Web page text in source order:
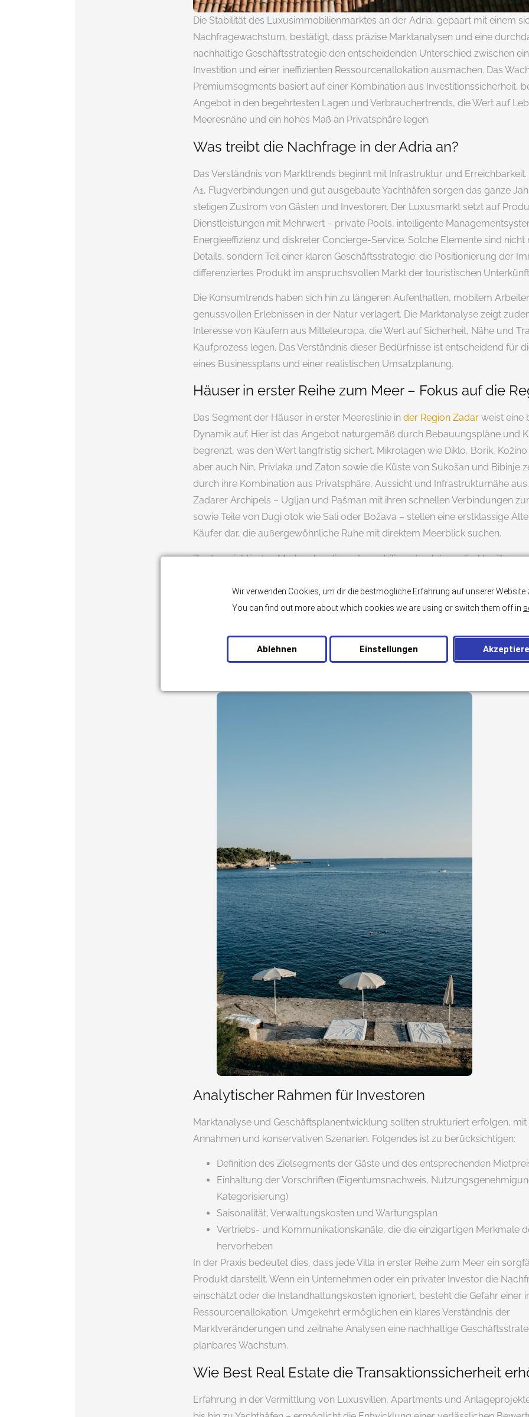
Die Stabilität des Luxusimmobilienmarktes an der Adria, gepaart mit einem
Nachfragewachstum, bestätigt, dass präzise Marktanalysen und eine
nachhaltige Geschäftsstrategie den entscheidenden Unterschied zwischen
Investition und einer ineffizienten Ressourcenallokation ausmachen. Das
Premiumsegments basiert auf einer Kombination aus Investitionssicherheit,
Angebot in den begehrtesten Lagen und Verbrauchertrends, die Wert auf
Meeresnähe und ein hohes Maß an Privatsphäre legen.
Was treibt die Nachfrage in der Adria an?
Das Verständnis von Markttrends beginnt mit Infrastruktur und
A1, Flugverbindungen und gut ausgebaute Yachthäfen sorgen das ganze
stetigen Zustrom von Gästen und Investoren. Der Luxusmarkt setzt auf
Dienstleistungen mit Mehrwert – private Pools, intelligente
Energieeffizienz und diskreter Concierge-Service. Solche Elemente sind nicht
Details, sondern Teil einer klaren Geschäftsstrategie: die Positionierung der
differenziertes Produkt im anspruchsvollen Markt der touristischen
Die Konsumtrends haben sich hin zu längeren Aufenthalten, mobilem
genussvollen Erlebnissen in der Natur verlagert. Die Marktanalyse zeigt
Interesse von Käufern aus Mitteleuropa, die Wert auf Sicherheit, Nähe und
Kaufprozess legen. Das Verständnis dieser Bedürfnisse ist entscheidend für
eines Businessplans und einer realistischen Umsatzplanung.
Häuser in erster Reihe zum Meer – Fokus auf die
Das Segment der Häuser in erster Meereslinie in der Region Zadar weist eine
Dynamik auf. Hier ist das Angebot naturgemäß durch Bebauungspläne und
begrenzt, was den Wert langfristig sichert. Mikrolagen wie Diklo, Borik,
aber auch Nin, Privlaka und Zaton sowie die Küste von Sukošan und Bibinje
durch ihre Kombination aus Privatsphäre, Aussicht und Infrastrukturnähe
Zadarer Archipels – Ugljan und Pašman mit ihren schnellen Verbindungen
sowie Teile von Dugi otok wie Sali oder Božava – stellen eine erstklassige
Käufer dar, die außergewöhnliche Ruhe mit direktem Meerblick suchen.
Zu den wichtigsten Merkmalen dieser Immobilienart gehören: direkter
Grundstücks und hochwertige Architektur. Solche Häuser, beispielsweise
der Nähe von Zadar , vereinen hohen Wohnkomfort mit attraktiven
dass die stabilsten Ergebnisse erzielt werden, wenn das Projekt als
Idee und dem Design bis zum operativen Geschäft – und nicht als isolierte
Analytischer Rahmen für Investoren
Marktanalyse und Geschäftsplanentwicklung sollten strukturiert erfolgen, mit
Annahmen und konservativen Szenarien. Folgendes ist zu berücksichtigen:
Definition des Zielsegments der Gäste und des entsprechenden
Einhaltung der Vorschriften (Eigentumsnachweis,
Kategorisierung)
Saisonalität, Verwaltungskosten und Wartungsplan
Vertriebs- und Kommunikationskanäle, die die einzigartigen Merkmale
hervorheben
In der Praxis bedeutet dies, dass jede Villa in erster Reihe zum Meer ein
Produkt darstellt. Wenn ein Unternehmen oder ein privater Investor die
einschätzt oder die Instandhaltungskosten ignoriert, besteht die Gefahr einer
Ressourcenallokation. Umgekehrt ermöglichen ein klares Verständnis der
Marktveränderungen und zeitnahe Analysen eine nachhaltige
planbares Wachstum.
Wie Best Real Estate die Transaktionssicherheit
Erfahrung in der Vermittlung von Luxusvillen, Apartments und
Wir verwenden Cookies, um dir die bestmögliche Erfahrung auf unserer Website
You can find out more about which cookies we are using or switch them off in
Ablehnen Einstellungen